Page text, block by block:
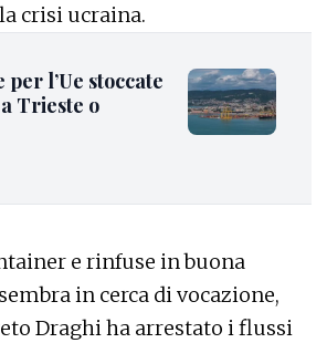
crisi ucraina.
l’Ue stoccate
Trieste o
e rinfuse in buona
sembra in cerca di vocazione,
Draghi ha arrestato i flussi